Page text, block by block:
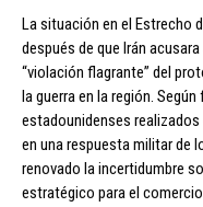
La situación en el Estrecho
después de que Irán
“violación flagrante” del
la guerra en la región.
estadounidenses
en una respuesta militar de
renovado la incertidumbre
estratégico para el